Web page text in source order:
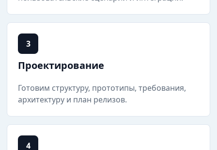
3
Проектирование
Готовим структуру, прототипы, требования,
архитектуру и план релизов.
4